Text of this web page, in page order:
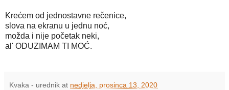
Krećem od jednostavne rečenice,
slova na ekranu u jednu noć,
možda i nije početak neki,
al' ODUZIMAM TI MOĆ.
Kvaka - urednik at nedjelja, prosinca 13, 2020